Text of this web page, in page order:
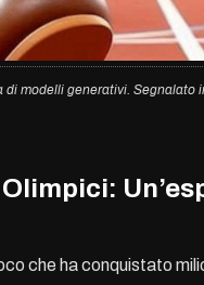
di modelli generativi. Segnalato
che ha conquistato